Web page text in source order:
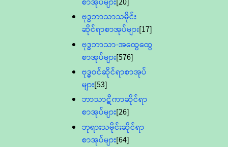
ဗုဒ္ဓဘာသာသမိုင်း
ဆိုင်ရာစာအုပ်များ[17]
ဗုဒ္ဓဘာသာ-အထွေထွေ
စာအုပ်များ[576]
ဗုဒ္ဓဝင်ဆိုင်ရာစာအုပ်
များ[53]
ဘာသာဋီကာဆိုင်ရာ
စာအုပ်များ[26]
ဘုရားသမိုင်းဆိုင်ရာ
စာအုပ်များ[64]